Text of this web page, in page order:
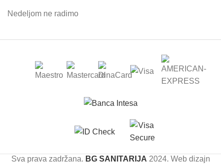
Nedeljom ne radimo
Sva prava zadržana. BG SANITARIJA 2024. Web dizajn